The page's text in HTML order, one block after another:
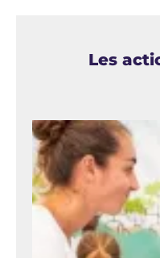
Les